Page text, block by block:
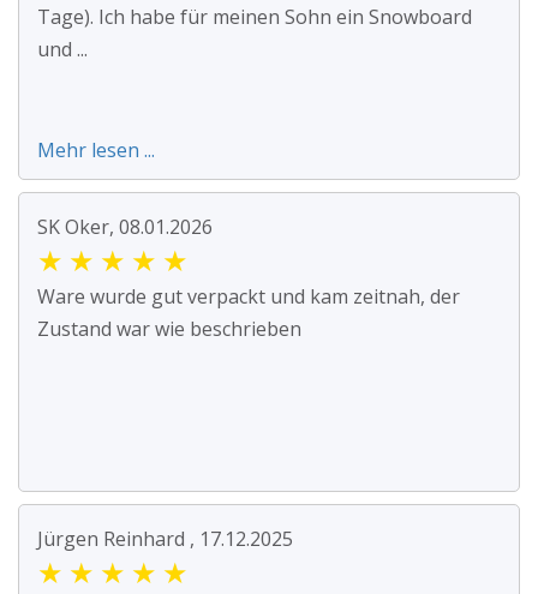
Tage). Ich habe für meinen Sohn ein Snowboard
und ...
Mehr lesen ...
SK Oker, 08.01.2026
★ ★ ★ ★ ★
Ware wurde gut verpackt und kam zeitnah, der
Zustand war wie beschrieben
Jürgen Reinhard , 17.12.2025
★ ★ ★ ★ ★